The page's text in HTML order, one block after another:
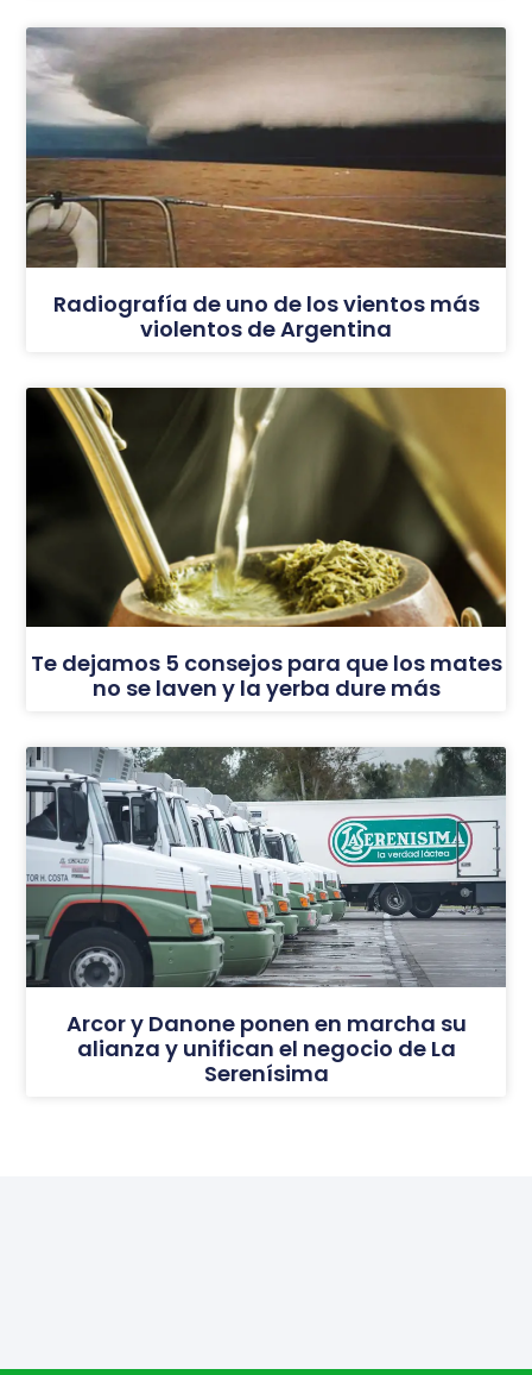
Radiografía de uno de los vientos más
violentos de Argentina
Te dejamos 5 consejos para que los mates
no se laven y la yerba dure más
Arcor y Danone ponen en marcha su
alianza y unifican el negocio de La
Serenísima